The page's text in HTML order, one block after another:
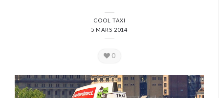
COOL TAXI
5 MARS 2014
0